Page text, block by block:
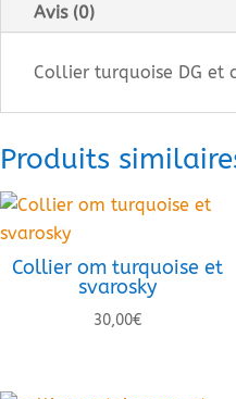
Avis (0)
Collier turquoise DG et
Produits
Collier om turquoise et
svarosky
30,00€